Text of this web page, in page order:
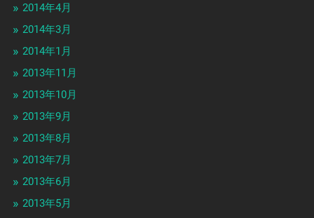
2014年4月
2014年3月
2014年1月
2013年11月
2013年10月
2013年9月
2013年8月
2013年7月
2013年6月
2013年5月